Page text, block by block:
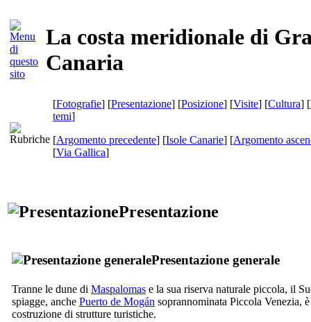
La costa meridionale di
Canaria
[Fotografie] [Presentazione] [Posizione] [Visite] [Cultura] [
temi]
[Argomento precedente] [Isole Canarie] [Argomento
[Via Gallica]
Presentazione
Presentazione generale
Tranne le dune di Maspalomas e la sua riserva naturale piccola, il
spiagge, anche Puerto de Mogán soprannominata Piccola Venezia,
costruzione di strutture turistiche.